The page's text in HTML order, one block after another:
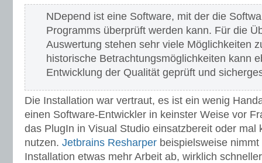
NDepend ist eine Software, mit der die
Programms überprüft werden kann. Für die
Auswertung stehen sehr viele Möglichkeiten
historische Betrachtungsmöglichkeiten kann
Entwicklung der Qualität geprüft und
Die Installation war vertraut, es ist ein wenig
einen Software-Entwickler in keinster Weise vor
das PlugIn in Visual Studio einsatzbereit oder mal
nutzen. Jetbrains Resharper beispielsweise
Installation etwas mehr Arbeit ab, wirklich